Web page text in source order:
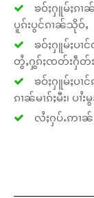
ၶဝ်ႈႁူမ်ႈၵၢ
ပူၵ်းပွင်ၵၢၼ်သိုဝ်ႇ
ၶဝ်ႈႁူမ်ႈပၢ
တွႆႇႁွၵ်ႈၸတ်းႁဵတ်း
ၶဝ်ႈႁူမ်ႈပၢ
ၵၢၼ်မၢၵ်ႈမီး၊ ပ
လႆႈႁပ်ႉဢၢၼ်